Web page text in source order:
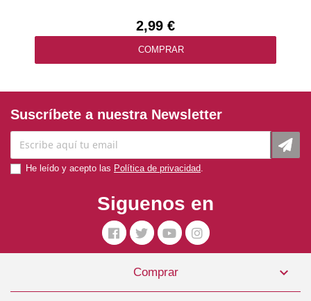
2,99 €
COMPRAR
Correa Perro Nylon Basic Turquesa Talla 3
Suscríbete a nuestra Newsletter
He leído y acepto las Política de privacidad
Siguenos en
Comprar 